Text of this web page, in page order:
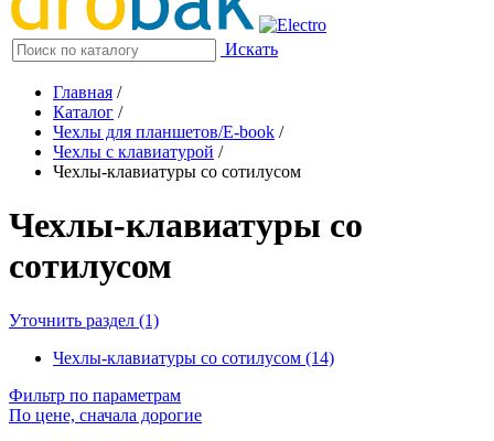
Искать
Главная /
Каталог /
Чехлы для планшетов/E-book /
Чехлы с клавиатурой /
Чехлы-клавиатуры со сотилусом
Чехлы-клавиатуры со
сотилусом
Уточнить раздел (1)
Чехлы-клавиатуры со сотилусом (14)
Фильтр по параметрам
По цене, сначала дорогие